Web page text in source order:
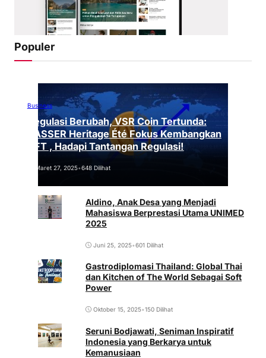
Populer
Business
Regulasi Berubah, VSR Coin Tertunda:
VASSER Heritage Été Fokus Kembangkan
NFT , Hadapi Tantangan Regulasi!
Maret 27, 2025•648 Dilihat
Aldino, Anak Desa yang Menjadi
Mahasiswa Berprestasi Utama UNIMED
2025
Juni 25, 2025•601 Dilihat
Gastrodiplomasi Thailand: Global Thai
dan Kitchen of The World Sebagai Soft
Power
Oktober 15, 2025•150 Dilihat
Seruni Bodjawati, Seniman Inspiratif
Indonesia yang Berkarya untuk
Kemanusiaan